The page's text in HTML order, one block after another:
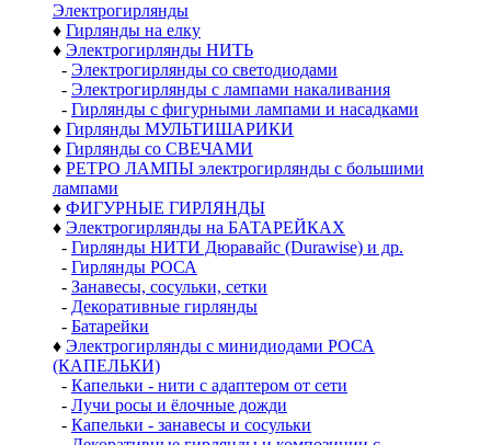
Электро­гирлянды
♦ Гирлянды на елку
♦ Электрогирлянды НИТЬ
- Электрогирлянды со светодиодами
- Электрогирлянды с лампами накаливания
- Гирлянды с фигурными лампами и насадками
♦ Гирлянды МУЛЬТИШАРИКИ
♦ Гирлянды со СВЕЧАМИ
♦ РЕТРО ЛАМПЫ электрогирлянды с большими
лампами
♦ ФИГУРНЫЕ ГИРЛЯНДЫ
♦ Электрогирлянды на БАТАРЕЙКАХ
- Гирлянды НИТИ Дюравайс (Durawise) и др.
- Гирлянды РОСА
- Занавесы, сосульки, сетки
- Декоративные гирлянды
- Батарейки
♦ Электрогирлянды с минидиодами РОСА
(КАПЕЛЬКИ)
- Капельки - нити с адаптером от сети
- Лучи росы и ёлочные дожди
- Капельки - занавесы и сосульки